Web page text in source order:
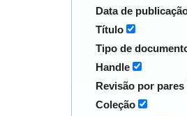
Data de
Título
Tipo de
Handle
Revisão por pares
Coleção